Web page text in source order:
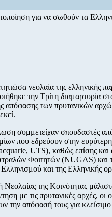
για να σωθούν τα
νεολαία της ελληνικής
την Τρίτη διαμαρτυρία
απόφασης των πρυτανικών
συμμετείχαν σπουδαστές
που εδρεύουν στην
UTS), καθώς επίσης και
Φοιτητών (NUGAS) και
και της Ελληνικής
Νεολαίας της Κοινότητας
με τις πρυτανικές αρχές,
την απόφασή τους για